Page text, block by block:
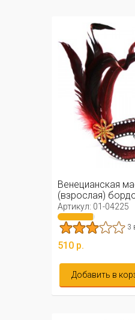
Венецианская
(взрослая)
Артикул: 01-04225
3
510 р.
Добавить в